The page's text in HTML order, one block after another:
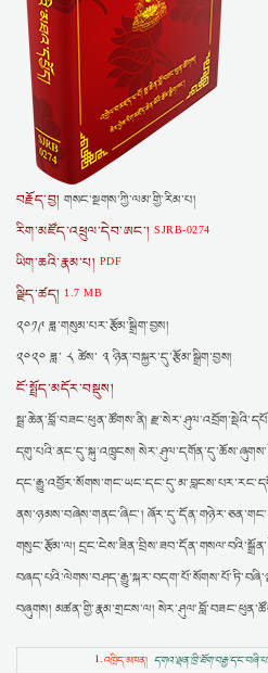
བརྗོད་བྱ།གསང་སྔགས་ཀྱི་ལམ་གྱི་རིམ་པ།
རིག་མཛོད་འཕྲུལ་དེབ་ཨང་།SJRB-0274
ཡིག་ཆའི་རྣམ་པ། PDF
ལྗིད་ཚད། 1.7 MB
༢༠༡༩ ཟླ་གསུམ་པར་རྩོམ་སྒྲིག་བྱས།
༢༠༢༠ ཟླ་ ༨ ཚེས་ ༣ ཉིན་བསྐྱར་དུ་རྩོམ་སྒྲིག་བྱས།
ངོ་སྤྲོད་མདོར་བསྡུས།
སྦྲ་ཆེན་བློ་བཟང་ཕུན་ཚོགས་ནི།
དགུ་པའི་ནང་དུ་སྐུ་འཁྲུངས།
ནས་ཉམས་བཞེས་གནང་ཞིང་།
གསུང་རྩོམ་ལ།
བཞུགས། མཚན་གྱི་རྣམ་གྲངས་ལ།
1.འཁྲིད་མཁན།